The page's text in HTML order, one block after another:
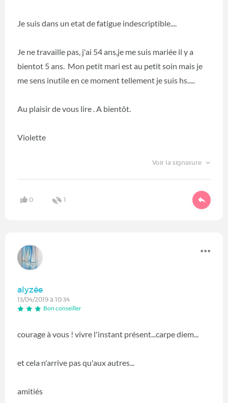
Je suis dans un etat de fatigue indescriptible....
Je ne travaille pas, j'ai 54 ans,je me suis mariée il y a
bientot 5 ans. Mon petit mari est au petit soin mais je
me sens inutile en ce moment tellement je suis hs.....
Au plaisir de vous lire . A bientôt.
Violette
Voir la signature
0 1
alyzée
13/04/2019 à 10:34
Bon conseiller
courage à vous ! vivre l'instant présent...carpe diem...
et cela n'arrive pas qu'aux autres...
amitiés